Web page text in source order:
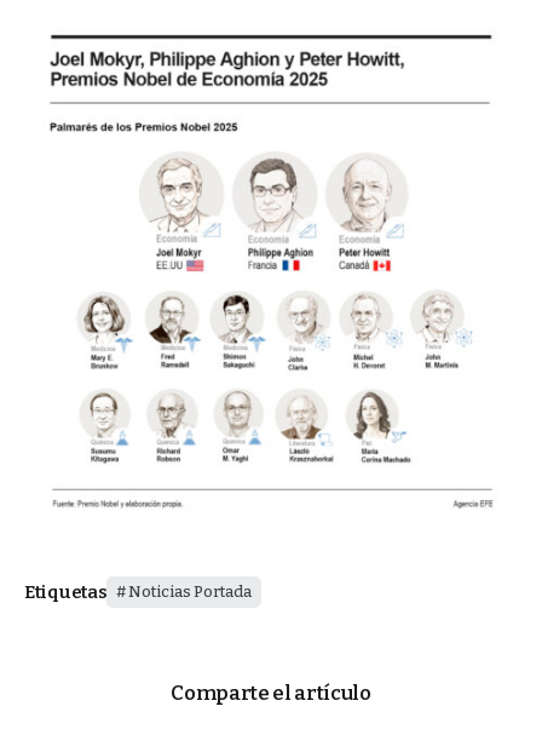
Etiquetas Noticias Portada
Comparte el artículo